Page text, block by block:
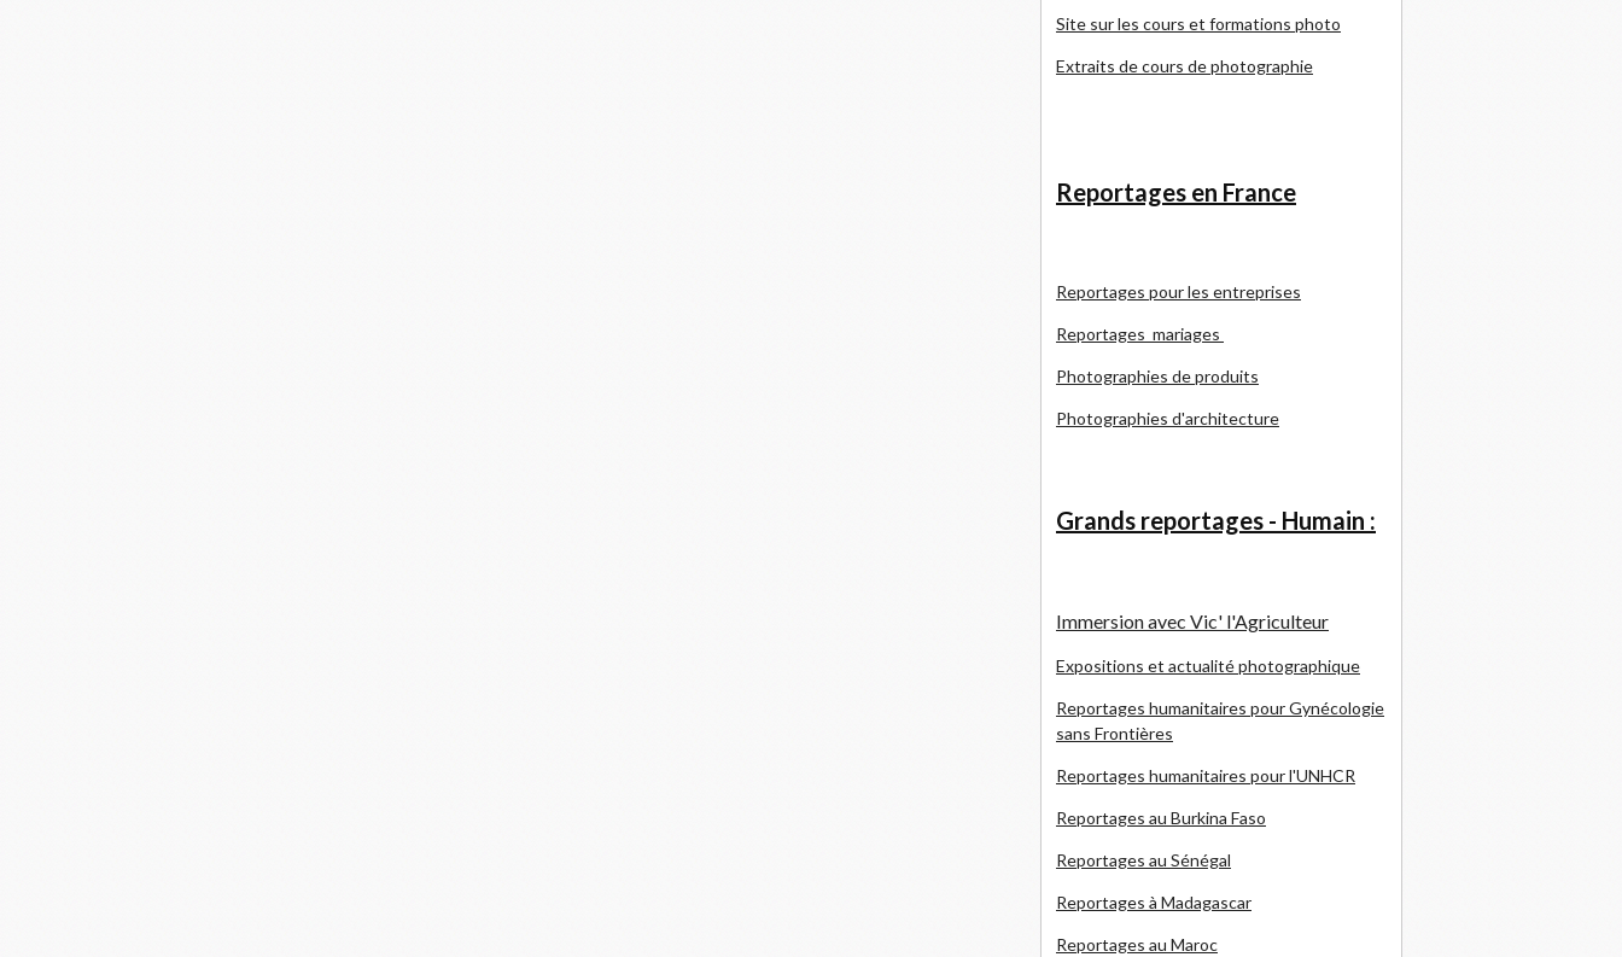
Site sur les cours et formations photo
Extraits de cours de photographie
Reportages en France
Reportages pour les entreprises
Reportages mariages
Photographies de produits
Photographies d'architecture
Grands reportages - Humain :
Immersion avec Vic' l'Agriculteur
Expositions et actualité photographique
Reportages humanitaires pour Gynécologie
sans Frontières
Reportages humanitaires pour l'UNHCR
Reportages au Burkina Faso
Reportages au Sénégal
Reportages à Madagascar
Reportages au Maroc